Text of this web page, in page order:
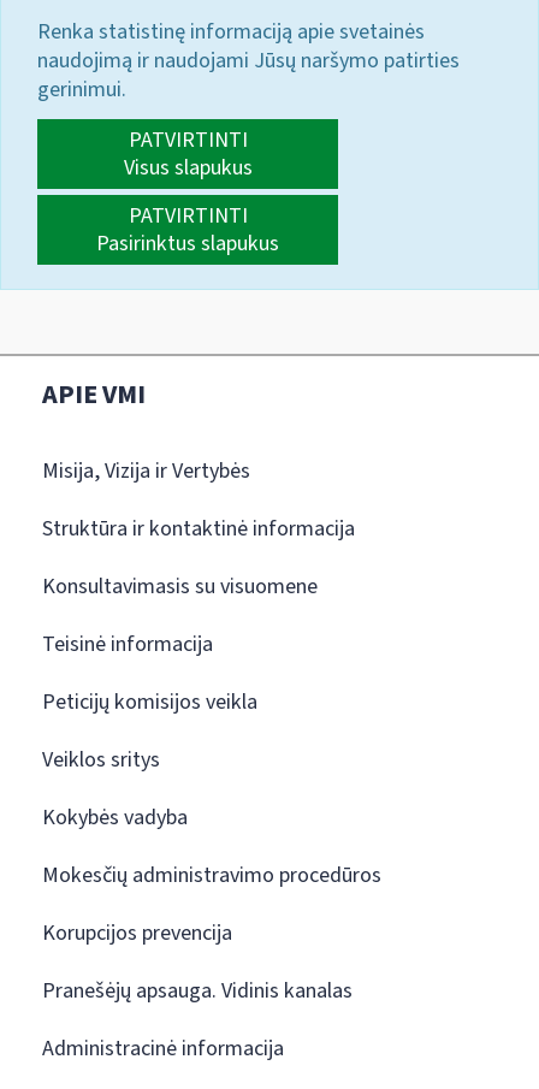
Renka statistinę informaciją apie svetainės
naudojimą ir naudojami Jūsų naršymo patirties
gerinimui.
PATVIRTINTI
Visus slapukus
PATVIRTINTI
Pasirinktus slapukus
APIE VMI
Misija, Vizija ir Vertybės
Struktūra ir kontaktinė informacija
Konsultavimasis su visuomene
Teisinė informacija
Peticijų komisijos veikla
Veiklos sritys
Kokybės vadyba
Mokesčių administravimo procedūros
Korupcijos prevencija
Pranešėjų apsauga. Vidinis kanalas
Administracinė informacija